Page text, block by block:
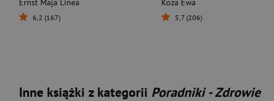
Ernst Maja Linea
6,2 (167)
Koza Ewa
5,7 (206)
Inne książki z kategorii Poradniki - Zdrowie